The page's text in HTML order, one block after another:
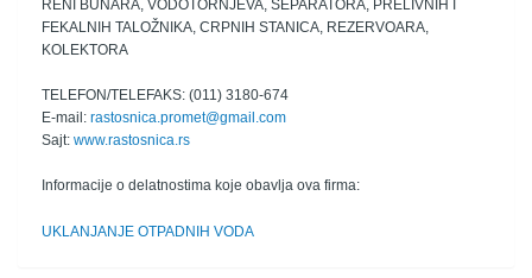
RENI BUNARA, VODOTORNJEVA, SEPARATORA, PRELIVNIH I
FEKALNIH TALOŽNIKA, CRPNIH STANICA, REZERVOARA,
KOLEKTORA
TELEFON/TELEFAKS: (011) 3180-674
E-mail: rastosnica.promet@gmail.com
Sajt: www.rastosnica.rs
Informacije o delatnostima koje obavlja ova firma:
UKLANJANJE OTPADNIH VODA